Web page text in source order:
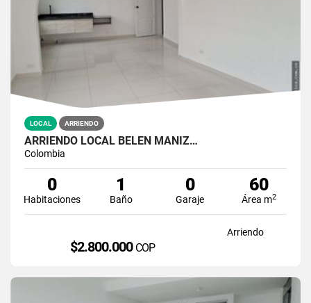
LOCAL ARRIENDO
ARRIENDO LOCAL BELEN MANIZ…
Colombia
0
Habitaciones
1
Baño
0
Garaje
60
Área m2
Arriendo
$2.800.000 COP